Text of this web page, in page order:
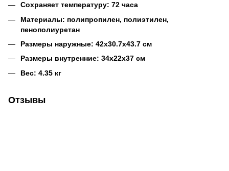
Сохраняет температуру: 72 часа
Материалы: полипропилен, полиэтилен,
пенополиуретан
Размеры наружные: 42х30.7х43.7 см
Размеры внутренние: 34х22х37 см
Вес: 4.35 кг
Отзывы